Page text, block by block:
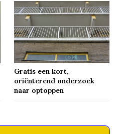
Gratis een kort,
oriënterend onderzoek
naar optoppen